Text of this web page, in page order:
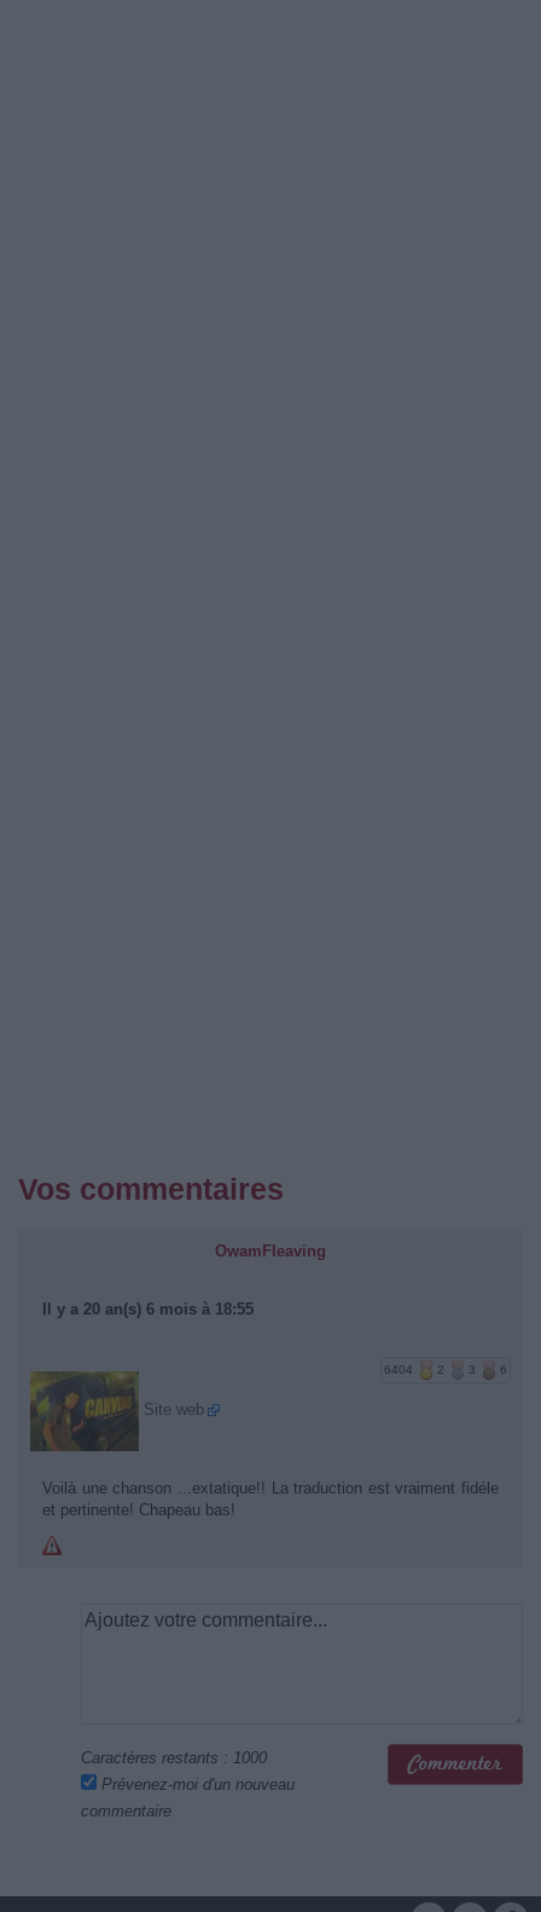
Vos commentaires
OwamFleaving
Il y a 20 an(s) 6 mois à 18:55
6404 2 3 6
Site web
Voilà une chanson ...extatique!! La traduction est vraiment fidéle
et pertinente! Chapeau bas!
Caractères restants : 1000
Prévenez-moi d'un nouveau
commentaire